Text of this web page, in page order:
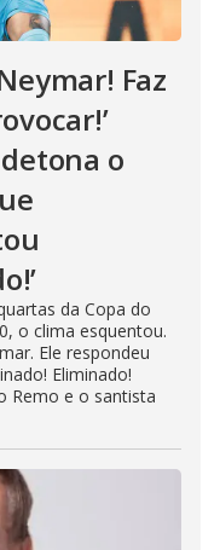
Faz
o
da Copa do
o clima esquentou.
Ele respondeu
Eliminado!
Remo e o santista